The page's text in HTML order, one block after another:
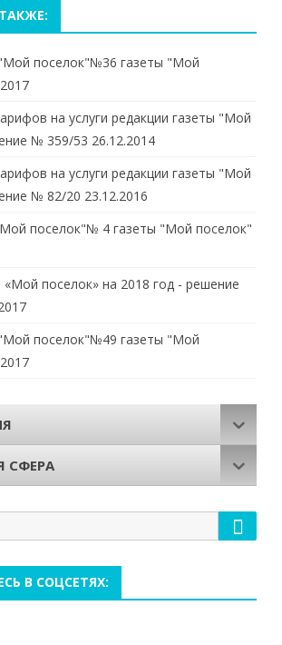
№36 газеты "Мой
на услуги редакции газеты "Мой
№ 359/53 26.12.2014
на услуги редакции газеты "Мой
№ 82/20 23.12.2016
№ 4 газеты "Мой поселок"
поселок» на 2018 год - решение
№49 газеты "Мой
СФЕРА
Поиск
В СОЦСЕТЯХ: